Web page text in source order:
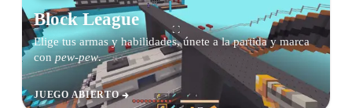
Block League
Elige tus armas y habilidades, únete a la partida y marca
conpew-pew.
JUEGO ABIERTO